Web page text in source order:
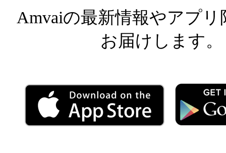
Amvaiの最新情報やアプリ
お届けします。